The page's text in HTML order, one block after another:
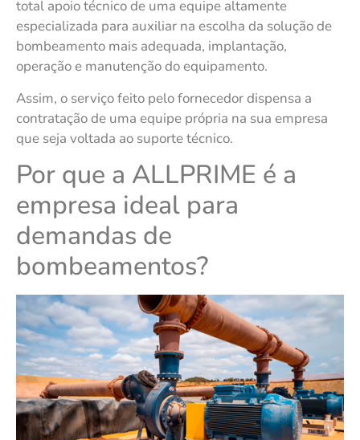
total apoio técnico de uma equipe altamente
especializada para auxiliar na escolha da solução de
bombeamento mais adequada, implantação,
operação e manutenção do equipamento.
Assim, o serviço feito pelo fornecedor dispensa a
contratação de uma equipe própria na sua empresa
que seja voltada ao suporte técnico.
Por que a ALLPRIME é a
empresa ideal para
demandas de
bombeamentos?